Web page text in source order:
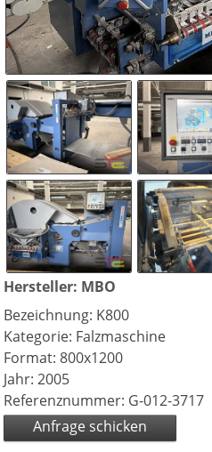
Hersteller: MBO
Bezeichnung: K800
Kategorie: Falzmaschine
Format: 800x1200
Jahr: 2005
Referenznummer: G-012-3717
Anfrage schicken